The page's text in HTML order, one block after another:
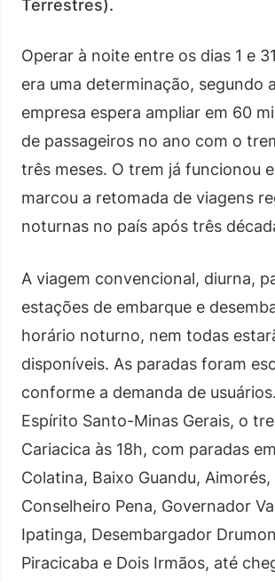
Terrestres).
Operar à noite entre os dias 1 e
era uma determinação, segundo
empresa espera ampliar em 60
de passageiros no ano com o
três meses. O trem já funcionou
marcou a retomada de viagens
noturnas no país após três
A viagem convencional, diurna,
estações de embarque e
horário noturno, nem todas
disponíveis. As paradas foram
conforme a demanda de
Espírito Santo-Minas Gerais, o
Cariacica às 18h, com paradas
Colatina, Baixo Guandu, Aimorés,
Conselheiro Pena, Governador
Ipatinga, Desembargador
Piracicaba e Dois Irmãos, até